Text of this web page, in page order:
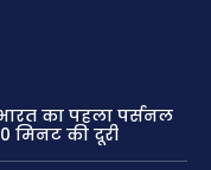
का पहला पर्सनल
मिनट की दूरी